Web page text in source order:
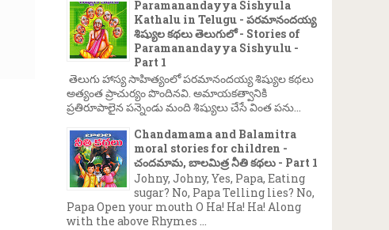
Paramanandayya Sishyula
Kathalu in Telugu - పరమానందయ్య
శిష్యుల కథలు తెలుగులో - Stories of
Paramanandayya Sishyulu -
Part 1
తెలుగు హాస్య సాహిత్యంలో పరమానందయ్య శిష్యుల కథలు
అత్యంత ప్రాచుర్యం పొందినవి. అమాయకత్వానికి
ప్రతిరూపాలైన పన్నెండు మంది శిష్యులు చేసే వింత పను...
Chandamama and Balamitra
moral stories for children -
చందమామ, బాలమిత్ర నీతి కథలు - Part 1
Johny, Johny, Yes, Papa, Eating
sugar? No, Papa Telling lies? No,
Papa Open your mouth O Ha! Ha! Ha! Along
with the above Rhymes ...